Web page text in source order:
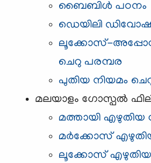
ബൈബിള്‍ പഠനം
ഡെയിലി
ലൂക്കോസ്-
ചെറു പരമ്പര
പുതിയ നിയമം
മലയാളം ഗോസ്പൽ
മത്തായി എഴുതിയ
മർക്കോസ്
ലൂക്കോസ് എഴുതിയ